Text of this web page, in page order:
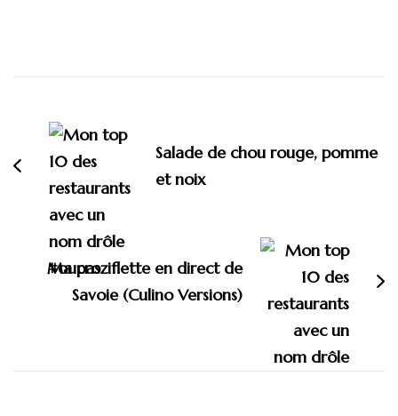
d'article
Salade de chou rouge, pomme
et noix
Ma croziflette en direct de
Savoie (Culino Versions)